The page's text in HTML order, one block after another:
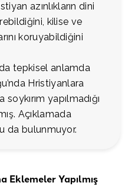
azınlıkların dini
kilise ve
koruyabildiğini
tepkisel anlamda
Hristiyanlara
yapılmadığı
Açıklamada
da bulunmuyor.
Eklemeler Yapılmış